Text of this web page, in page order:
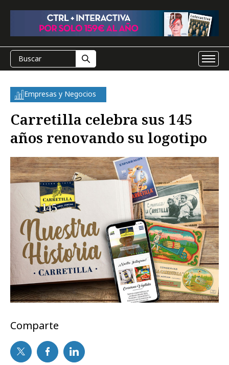
Empresas y Negocios
Carretilla celebra sus 145
años renovando su logotipo
Comparte